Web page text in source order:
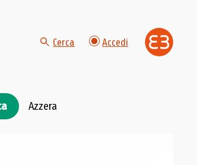
Cerca Accedi
Azzera